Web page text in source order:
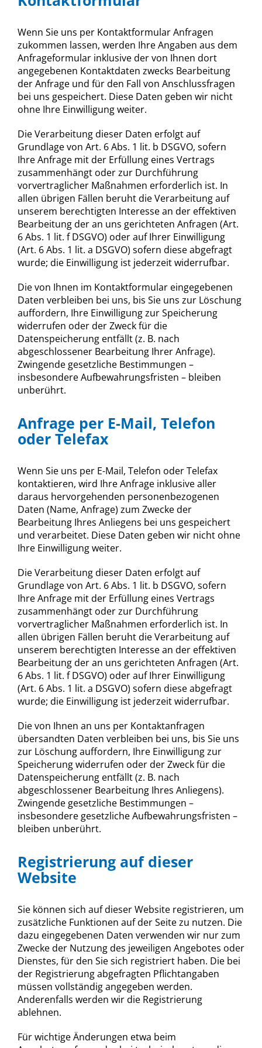
Wenn Sie uns per Kontaktformular Anfragen
zukommen lassen, werden Ihre Angaben aus dem
Anfrageformular inklusive der von Ihnen dort
angegebenen Kontaktdaten zwecks Bearbeitung
der Anfrage und für den Fall von Anschlussfragen
bei uns gespeichert. Diese Daten geben wir nicht
ohne Ihre Einwilligung weiter.
Die Verarbeitung dieser Daten erfolgt auf
Grundlage von Art. 6 Abs. 1 lit. b DSGVO, sofern
Ihre Anfrage mit der Erfüllung eines Vertrags
zusammenhängt oder zur Durchführung
vorvertraglicher Maßnahmen erforderlich ist. In
allen übrigen Fällen beruht die Verarbeitung auf
unserem berechtigten Interesse an der effektiven
Bearbeitung der an uns gerichteten Anfragen (Art.
6 Abs. 1 lit. f DSGVO) oder auf Ihrer Einwilligung
(Art. 6 Abs. 1 lit. a DSGVO) sofern diese abgefragt
wurde; die Einwilligung ist jederzeit widerrufbar.
Die von Ihnen im Kontaktformular eingegebenen
Daten verbleiben bei uns, bis Sie uns zur Löschung
auffordern, Ihre Einwilligung zur Speicherung
widerrufen oder der Zweck für die
Datenspeicherung entfällt (z. B. nach
abgeschlossener Bearbeitung Ihrer Anfrage).
Zwingende gesetzliche Bestimmungen –
insbesondere Aufbewahrungsfristen – bleiben
unberührt.
Anfrage per E-Mail, Telefon
oder Telefax
Wenn Sie uns per E-Mail, Telefon oder Telefax
kontaktieren, wird Ihre Anfrage inklusive aller
daraus hervorgehenden personenbezogenen
Daten (Name, Anfrage) zum Zwecke der
Bearbeitung Ihres Anliegens bei uns gespeichert
und verarbeitet. Diese Daten geben wir nicht ohne
Ihre Einwilligung weiter.
Die Verarbeitung dieser Daten erfolgt auf
Grundlage von Art. 6 Abs. 1 lit. b DSGVO, sofern
Ihre Anfrage mit der Erfüllung eines Vertrags
zusammenhängt oder zur Durchführung
vorvertraglicher Maßnahmen erforderlich ist. In
allen übrigen Fällen beruht die Verarbeitung auf
unserem berechtigten Interesse an der effektiven
Bearbeitung der an uns gerichteten Anfragen (Art.
6 Abs. 1 lit. f DSGVO) oder auf Ihrer Einwilligung
(Art. 6 Abs. 1 lit. a DSGVO) sofern diese abgefragt
wurde; die Einwilligung ist jederzeit widerrufbar.
Die von Ihnen an uns per Kontaktanfragen
übersandten Daten verbleiben bei uns, bis Sie uns
zur Löschung auffordern, Ihre Einwilligung zur
Speicherung widerrufen oder der Zweck für die
Datenspeicherung entfällt (z. B. nach
abgeschlossener Bearbeitung Ihres Anliegens).
Zwingende gesetzliche Bestimmungen –
insbesondere gesetzliche Aufbewahrungsfristen –
bleiben unberührt.
Registrierung auf dieser
Website
Sie können sich auf dieser Website registrieren, um
zusätzliche Funktionen auf der Seite zu nutzen. Die
dazu eingegebenen Daten verwenden wir nur zum
Zwecke der Nutzung des jeweiligen Angebotes oder
Dienstes, für den Sie sich registriert haben. Die bei
der Registrierung abgefragten Pflichtangaben
müssen vollständig angegeben werden.
Anderenfalls werden wir die Registrierung
ablehnen.
Für wichtige Änderungen etwa beim